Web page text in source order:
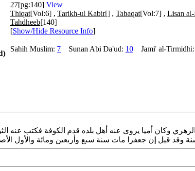
27[pg:140] View
Thiqat[Vol:6] , Tarikh-ul Kabir[] , Tabaqat[Vol:7] , Lisan
Tahdheeb[140]
[Show/Hide Resource Info]
Sahih Muslim: 7 Sunan Abi Da'ud: 10 Jami' al-Tirmidhi:
وكان أميا يروى عنه أهل بلده قدم الكوفة فكتب عنه
وقد قيل إن جعفرا مات سنة سبع وأربعين ومائة والأول